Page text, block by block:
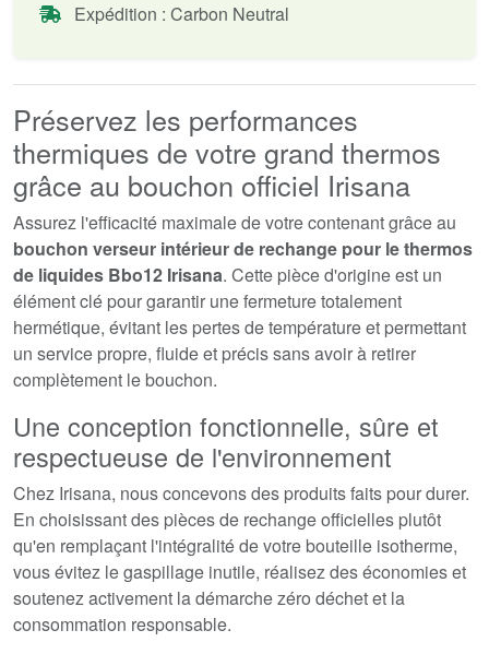
Expédition : Carbon Neutral
Préservez les performances
thermiques de votre grand thermos
grâce au bouchon officiel Irisana
Assurez l'efficacité maximale de votre contenant grâce au
bouchon verseur intérieur de rechange pour le thermos
de liquides Bbo12 Irisana. Cette pièce d'origine est un
élément clé pour garantir une fermeture totalement
hermétique, évitant les pertes de température et permettant
un service propre, fluide et précis sans avoir à retirer
complètement le bouchon.
Une conception fonctionnelle, sûre et
respectueuse de l'environnement
Chez Irisana, nous concevons des produits faits pour durer.
En choisissant des pièces de rechange officielles plutôt
qu'en remplaçant l'intégralité de votre bouteille isotherme,
vous évitez le gaspillage inutile, réalisez des économies et
soutenez activement la démarche zéro déchet et la
consommation responsable.